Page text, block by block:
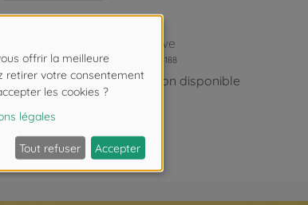
Archive
500404188
Non disponible